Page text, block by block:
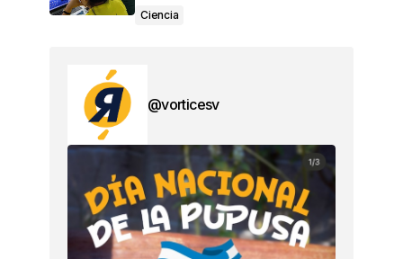
Ciencia
@vorticesv